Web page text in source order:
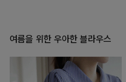
여름을 위한 우아한 블라우스